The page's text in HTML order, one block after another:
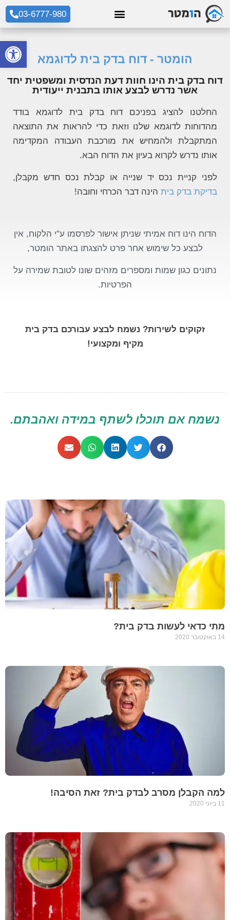
פתח
03-6777-980
הומטר - דוח בדק בית לדוגמא
דוח בדק בית הינו חוות דעת הנדסית ומשפטית יחד
אשר נדרש לבצע אותו בתבנית ייעודית
החלטנו להציג בפניכם דוח בדק בית לדוגמא בודד
מהדוחות לדוגמא שלנו וזאת כדי להראות את התוצאה
המתקבלת ולהמחיש את מורכבת העבודה המקדימה
אותו נדרש לקרוא בעיון את הדוח הבא.
לפני קניית נכס יד שנייה או קבלת נכס חדש מקבלן,
בדיקת בדק בית הינה דבר הכרחי וחובה!
הדוח הינו דוח אמיתי שניתן אישור לפרסמו ע"י הלקוח, אין
לבצע כל שימוש אחר פרט להצגתו באתר הומטר,
נתונים כגון שמות ומספרים מזהים שונו לטובת שמירה על
הפרטיות.
זקוקים לשירות? נשמח לבצע עבורכם בדק בית
מקיף ומקצועי!
נשמח אם תוכלו לשתף במידה ואהבתם.
מתי כדאי לעשות בדק בית?
14 באוקטובר 2020
למה הקבלן מסרב לבדק בית? זאת הסיבה!
11 ביוני 2020